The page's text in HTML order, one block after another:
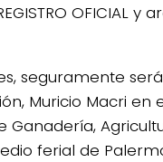
OFICIAL y
seguramente
Muricio Macri en
Ganadería,
ferial de